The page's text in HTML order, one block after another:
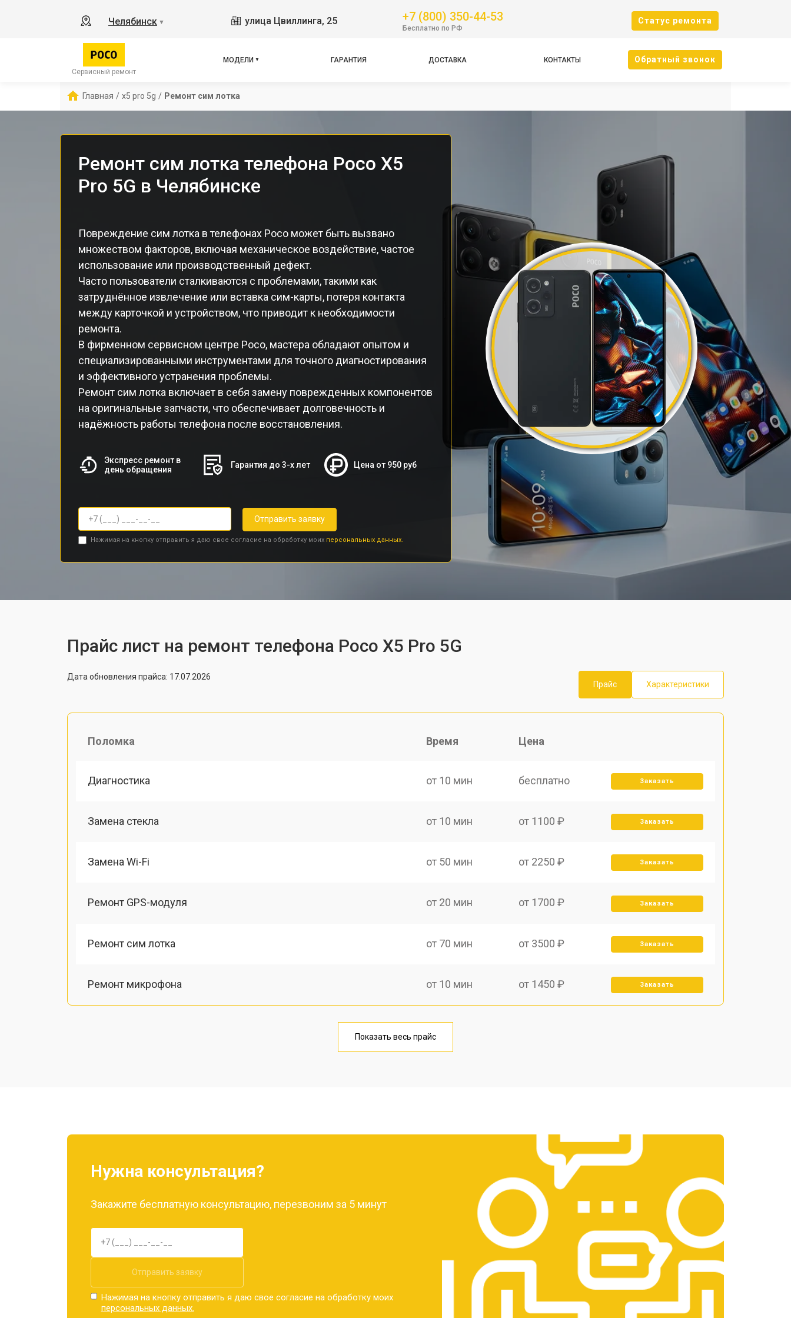
Челябинск ▼ улица Цвиллинга, 25 +7 (800) 350-44-53
Бесплатно по РФ
Cтатус ремонта
Сервисный ремонт
МОДЕЛИ
X3 GT
X3 Pro
ГАРАНТИЯ ДОСТАВКА КОНТАКТЫ Oбратный звонок
Главная / x5 pro 5g / Ремонт сим лотка
Ремонт сим лотка телефона Poco X5
Pro 5G в Челябинске
Повреждение сим лотка в телефонах Poco может быть вызвано
множеством факторов, включая механическое воздействие, частое
использование или производственный дефект.
Часто пользователи сталкиваются с проблемами, такими как
затруднённое извлечение или вставка сим-карты, потеря контакта
между карточкой и устройством, что приводит к необходимости
ремонта.
В фирменном сервисном центре Poco, мастера обладают опытом и
специализированными инструментами для точного диагностирования
и эффективного устранения проблемы.
Ремонт сим лотка включает в себя замену поврежденных компонентов
на оригинальные запчасти, что обеспечивает долговечность и
надёжность работы телефона после восстановления.
Экспресс ремонт в
день обращения
Гарантия до 3-х лет Цена от 950 руб
Отправить заявку
Нажимая на кнопку отправить я даю свое согласие на обработку моих персональных данных.
Прайс лист на ремонт телефона Poco X5 Pro 5G
Дата обновления прайса: 17.07.2026
Прайс
Характеристики
Поломка Время Цена
Диагностика от 10 мин бесплатно Заказать
Замена стекла от 10 мин от 1100 ₽ Заказать
Замена Wi-Fi от 50 мин от 2250 ₽ Заказать
Ремонт GPS-модуля от 20 мин от 1700 ₽ Заказать
Ремонт сим лотка от 70 мин от 3500 ₽ Заказать
Ремонт микрофона от 10 мин от 1450 ₽ Заказать
от 40 мин
от 3300 ₽
от 1400 ₽ Заказать
Замена дисплея (экрана) от 2700 ₽ Заказать
Замена аккумулятора от 950 ₽ Заказать
Замена кнопки включения от 1750 ₽
Показать весь прайс
Нужна консультация?
Закажите бесплатную консультацию, перезвоним за 5 минут
Отправить заявку
Нажимая на кнопку отправить я даю свое согласие на обработку моих
персональных данных.